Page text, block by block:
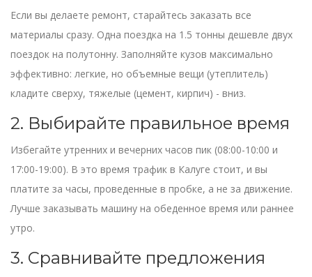
Если вы делаете ремонт, старайтесь заказать все
материалы сразу. Одна поездка на 1.5 тонны дешевле двух
поездок на полутонну. Заполняйте кузов максимально
эффективно: легкие, но объемные вещи (утеплитель)
кладите сверху, тяжелые (цемент, кирпич) - вниз.
2. Выбирайте правильное время
Избегайте утренних и вечерних часов пик (08:00-10:00 и
17:00-19:00). В это время трафик в Калуге стоит, и вы
платите за часы, проведенные в пробке, а не за движение.
Лучше заказывать машину на обеденное время или раннее
утро.
3. Сравнивайте предложения